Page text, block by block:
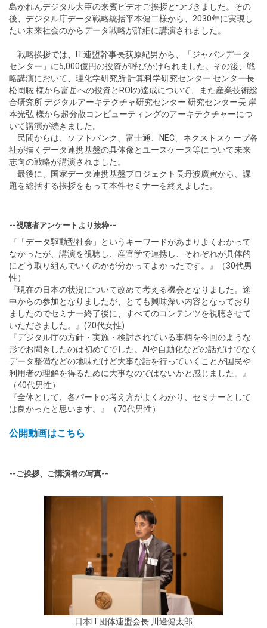
島かれんデジタル大臣の来賓ビデオご挨拶とつづきました。その
後、デジタル庁データ戦略統括平本健二様から、2030年に実現し
たい未来社会のからデータ戦略が詳細に講演されました。
戦略挨拶では、IT連盟幹事長荻原紀男から、「ジャパンデータ
センター」に5,000億円の投資が呼びかけられました。その後、戦
略講演において、理化学研究所 計算科学研究センター センター長
松岡聡 様から富岳への投資とROIの達成について、また産業技術総
合研究所 デジタルアーキテクチャ研究センター 研究センター長 岸
本光弘 様から超分散コンピューティングのアーキテクチャーにつ
いて講演が続きました。
民間からは、ソフトバンク、富士通、NEC、ネクストスケープ各
社が描くデータ連携基盤の具体像とユースケース等について未来
志向の戦略が講演されました。
最後に、国家データ連携基盤プロジェクト長丹波廣寅から、課
題を総括する挨拶をもって本件セミナーを終えました。
--視聴者アンケートより抜粋--
『「データ駆動型社会」というキーワードがあまりよくわかって
なかったが、講演を視聴し、産官学で連携し、それぞれが具体的
にどう取り組んでいくのかが分かってよかったです。』（30代男
性）
『現在の日本の状況について改めて考える機会となりました。途
中からの参加となりましたが、とても興味深い内容となっており
ましたのでセミナー終了後に、すべてのコンテンツを視聴させて
いただきました。』(20代女性)
『デジタル庁の方針・実施・検討されている事柄を今回のような
形でお聞きしたのは初めてでした。AIや自動化などの話だけでなく
データ整備などの地味だけど大事な話を行っていくことが国民や
利用者の理解を得るために大事なのではないかと感じました。』
（40代男性）
『全体として、各パートの考え方がよくわかり、セミナーとして
は良かったと思います。』（70代男性）
公開動画はこちら
--ご挨拶、ご講演者の写真--
日本IT団体連盟会長 川邊健太郎